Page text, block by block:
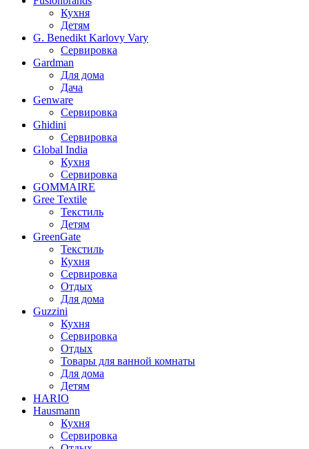
Кухня
Детям
G. Benedikt Karlovy Vary
Сервировка
Gardman
Для дома
Дача
Genware
Сервировка
Ghidini
Сервировка
Global India
Кухня
Сервировка
GOMMAIRE
Gree Textile
Текстиль
Детям
GreenGate
Текстиль
Кухня
Сервировка
Отдых
Для дома
Guzzini
Кухня
Сервировка
Отдых
Товары для ванной комнаты
Для дома
Детям
HARIO
Hausmann
Кухня
Сервировка